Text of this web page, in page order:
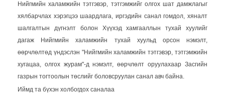
Нийгмийн халамжийн тэтгэвэр, тэтгэмжийг олгох шат дамжлагыг
хялбарчлах хэрэгцээ шаардлага, иргэдийн санал гомдол, хяналт
шалгалтын дүгнэлт болон Хүүхэд хамгааллын тухай хуулийг
дагаж Нийгмийн халамжийн тухай хуульд орсон нэмэлт,
өөрчлөлтөд үндэслэн "Нийгмийн халамжийн тэтгэвэр, тэтгэмжийн
хугацаа, олгох журам"-д нэмэлт, өөрчлөлт оруулахаар Засгийн
газрын тогтоолын төслийг боловсруулан санал авч байна.
Иймд та бүхэн холбогдох саналаа